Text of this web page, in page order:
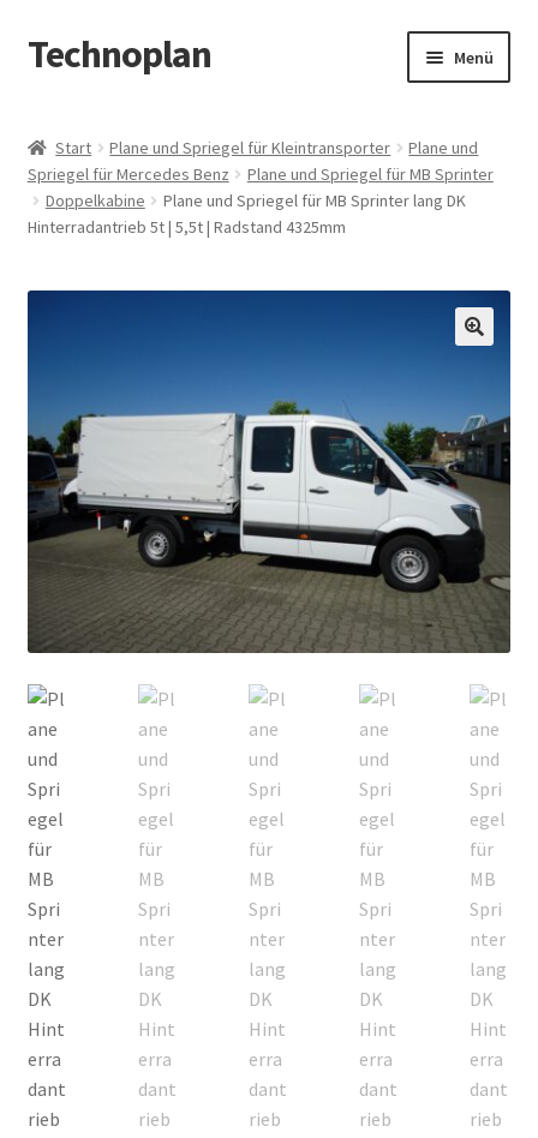
Zur
Navigation
Zum
Inhalt
Technoplan Menü
AGB
Datenschutzerklärung
Warenkorb
Start Plane und Spriegel für Kleintransporter
Plane und
Spriegel für Mercedes Benz
Plane und Spriegel für MB Sprinter
Doppelkabine
Plane und Spriegel für MB Sprinter lang DK
Hinterradantrieb 5t | 5,5t | Radstand 4325mm